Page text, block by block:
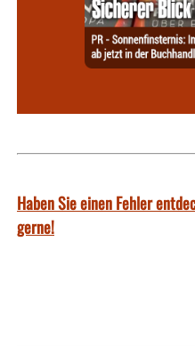
Haben Sie einen Fehler
gerne!